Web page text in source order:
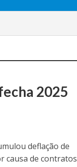
2025
deflação de
causa de contratos